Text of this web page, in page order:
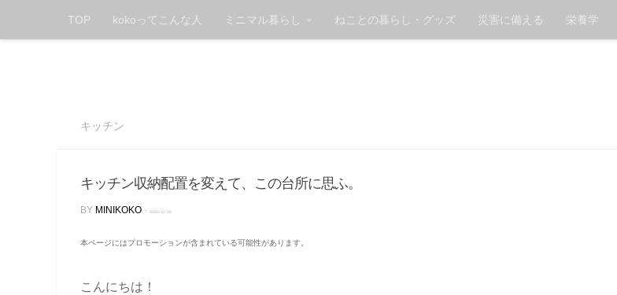
Skip to content
TOP kokoってこんな人 ミニマル暮らし ねことの暮らし・グッズ 災害に備える 栄養学
キッチン
キッチン収納配置を変えて、この台所に思ふ。
BY MINIKOKO · 2020-12-09
本ページにはプロモーションが含まれている可能性があります。
こんにちは！